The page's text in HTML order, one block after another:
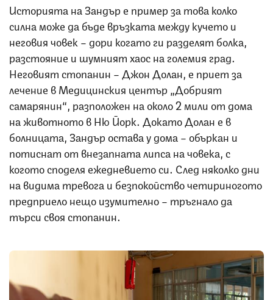
Историята на Зандър е пример за това колко
силна може да бъде връзката между кучето и
неговия човек – дори когато ги разделят болка,
разстояние и шумният хаос на големия град.
Неговият стопанин – Джон Долан, е приет за
лечение в Медицинския център „Добрият
самарянин“, разположен на около 2 мили от дома
на животното в Ню Йорк. Докато Долан е в
болницата, Зандър остава у дома – объркан и
потиснат от внезапната липса на човека, с
когото споделя ежедневието си. След няколко дни
на видима тревога и безпокойство четириногото
предприело нещо изумително – тръгнало да
търси своя стопанин.